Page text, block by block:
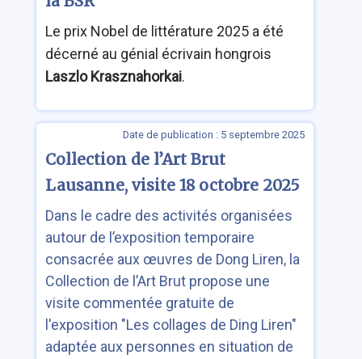
Le prix Nobel de littérature 2025 a été
décerné au génial écrivain hongrois
Laszlo Krasznahorkai.
Date de publication : 5 septembre 2025
Collection de l’Art Brut
Lausanne, visite 18 octobre 2025
Dans le cadre des activités organisées
autour de l’exposition temporaire
consacrée aux œuvres de Dong Liren, la
Collection de l’Art Brut propose une
visite commentée gratuite de
l'exposition "Les collages de Ding Liren"
adaptée aux personnes en situation de